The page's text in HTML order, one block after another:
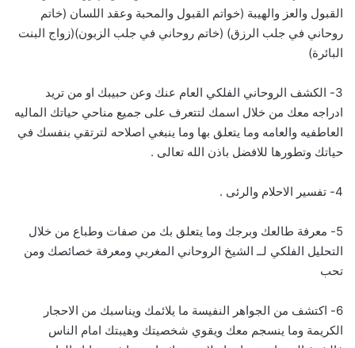
القبول والعز والهيبة (خواتم القبول والمحبة وعقد اللسان (خاتم
روحاني في جلب الرزق) (خاتم روحاني في جلب الزبون)(زواج البنت
البائرة)
3- الكشف الروحاني الفلكي العام عنك وعن حبيبك او من تريد
ادراجه معك من خلال اسمك لتتعرف على جميع مناحي حياتك الماليه
العاطفيه والعامه وما يتعلق بها وما ينبغي اصلاحه لترتقي بنفسك في
حياتك وتطورها للافضل باذن الله تعالى .
4- تفسير الاحلام والرئى .
5- معرفة طالعك وبرجك وما يتعلق بك من صفات وطباع من خلال
التحليل الفلكي لــ الشيخ الروحاني المغربي ومعرفة خصائصك ومن
تحب
6- اكتشف من الجواهر النفيسة ما يلائمك ويناسبك من الاحجار
الكريمة وما ينسجم معك ويقوي شخصيتك وهيبتك امام الناس